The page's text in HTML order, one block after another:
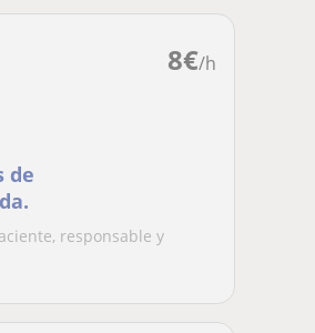
8€/h
de
responsable y